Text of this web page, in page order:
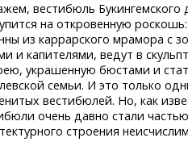
вестибюль Букингемского
на откровенную
из каррарского мрамора с
и капителями, ведут в
украшенную бюстами и
семьи. И это только
вестибюлей. Но, как
очень давно стали частью
строения